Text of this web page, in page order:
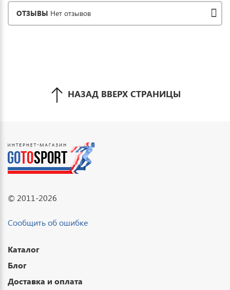
ОТЗЫВЫ Нет отзывов
НАЗАД ВВЕРХ СТРАНИЦЫ
© 2011-2026
Сообщить об ошибке
Каталог
Блог
Доставка и оплата